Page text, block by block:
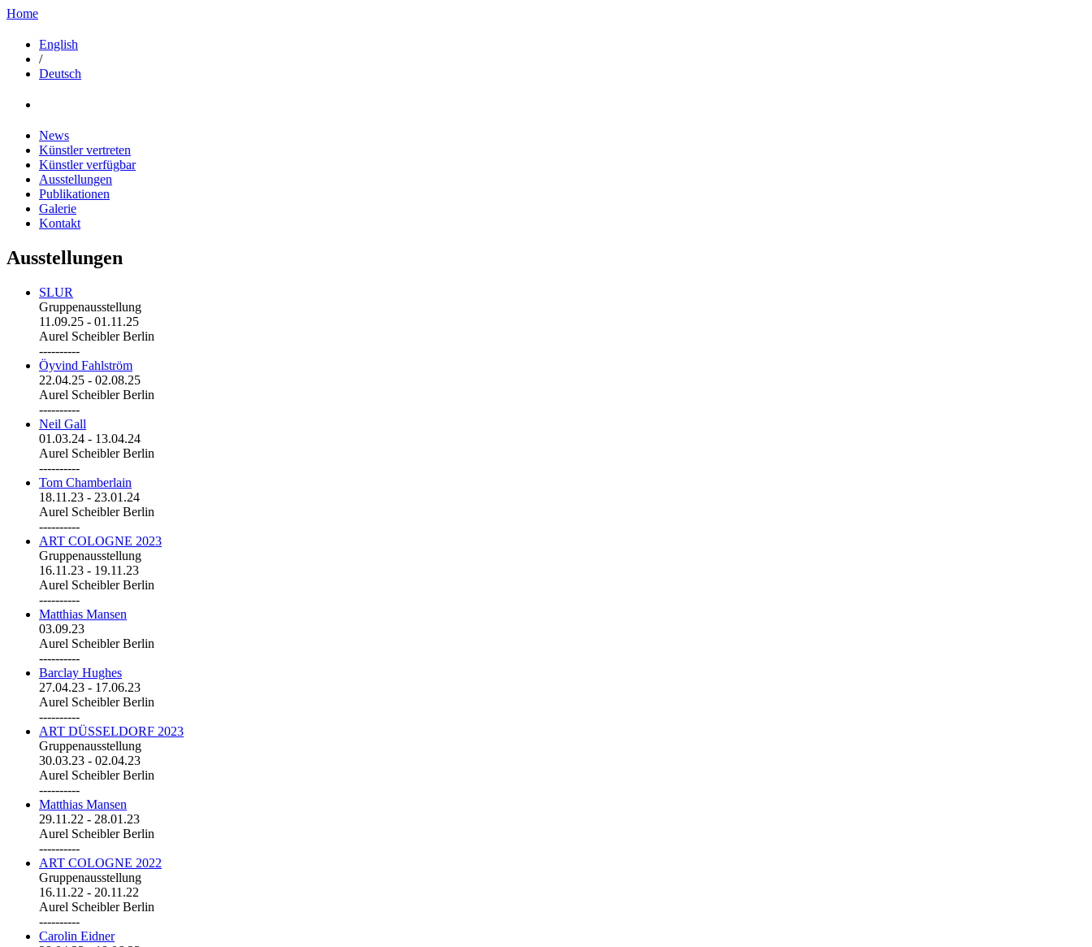
Home
English
/
Deutsch
News
Künstler vertreten
Künstler verfügbar
Ausstellungen
Publikationen
Galerie
Kontakt
Ausstellungen
SLUR
Gruppenausstellung
11.09.25 - 01.11.25
Aurel Scheibler Berlin
----------
Öyvind Fahlström
22.04.25 - 02.08.25
Aurel Scheibler Berlin
----------
Neil Gall
01.03.24 - 13.04.24
Aurel Scheibler Berlin
----------
Tom Chamberlain
18.11.23 - 23.01.24
Aurel Scheibler Berlin
----------
ART COLOGNE 2023
Gruppenausstellung
16.11.23 - 19.11.23
Aurel Scheibler Berlin
----------
Matthias Mansen
03.09.23
Aurel Scheibler Berlin
----------
Barclay Hughes
27.04.23 - 17.06.23
Aurel Scheibler Berlin
----------
ART DÜSSELDORF 2023
Gruppenausstellung
30.03.23 - 02.04.23
Aurel Scheibler Berlin
----------
Matthias Mansen
29.11.22 - 28.01.23
Aurel Scheibler Berlin
----------
ART COLOGNE 2022
Gruppenausstellung
16.11.22 - 20.11.22
Aurel Scheibler Berlin
----------
Carolin Eidner